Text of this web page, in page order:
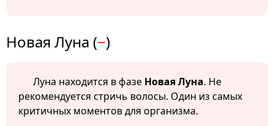
Новая Луна (−)
Луна находится в фазе Новая Луна. Не
рекомендуется стричь волосы. Один из самых
критичных моментов для организма.